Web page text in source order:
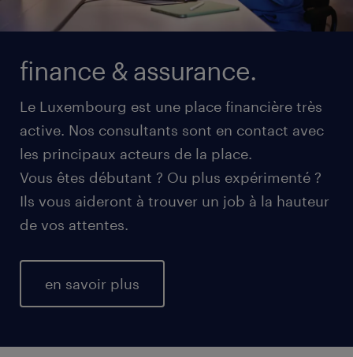
finance & assurance.
Le Luxembourg est une place financière très
active. Nos consultants sont en contact avec
les principaux acteurs de la place.
Vous êtes débutant ? Ou plus expérimenté ?
Ils vous aideront à trouver un job à la hauteur
de vos attentes.
en savoir plus